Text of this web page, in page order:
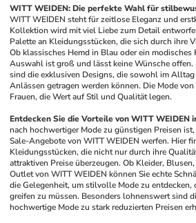
WITT WEIDEN: Die perfekte Wahl für
WITT WEIDEN steht für zeitlose Eleganz und
Kollektion wird mit viel Liebe zum Detail
Palette an Kleidungsstücken, die sich durch ihre
Ob klassisches Hemd in Blau oder ein
Auswahl ist groß und lässt keine Wünsche offen.
sind die exklusiven Designs, die sowohl im Alltag
Anlässen getragen werden können. Die Mode
Frauen, die Wert auf Stil und Qualität legen.
Entdecken Sie die Vorteile von WITT WEIDEN
nach hochwertiger Mode zu günstigen Preisen
Sale-Angebote von WITT WEIDEN werfen. Hier
Kleidungsstücken, die nicht nur durch ihre
attraktiven Preise überzeugen. Ob Kleider,
Outlet von WITT WEIDEN können Sie echte
die Gelegenheit, um stilvolle Mode zu entdecken,
greifen zu müssen. Besonders lohnenswert sind
hochwertige Mode zu stark reduzierten Preisen